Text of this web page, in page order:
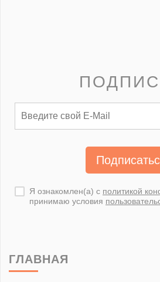
Я ознакомлен(а) с политикой
принимаю условия
ГЛАВНАЯ